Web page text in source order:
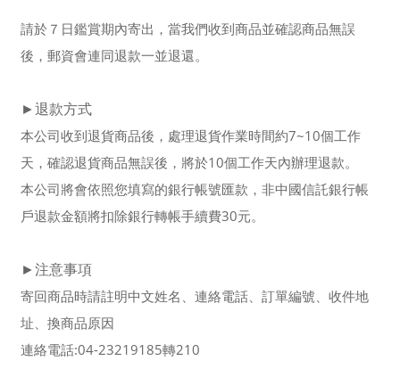
請於７日鑑賞期內寄出，當我們收到商品並確認商品無誤
後，郵資會連同退款一並退還。
►退款方式
本公司收到退貨商品後，處理退貨作業時間約7~10個工作
天，確認退貨商品無誤後，將於10個工作天內辦理退款。
本公司將會依照您填寫的銀行帳號匯款，非中國信託銀行帳
戶退款金額將扣除銀行轉帳手續費30元。
►注意事項
寄回商品時請註明中文姓名、連絡電話、訂單編號、收件地
址、換商品原因
連絡電話:04-23219185轉210